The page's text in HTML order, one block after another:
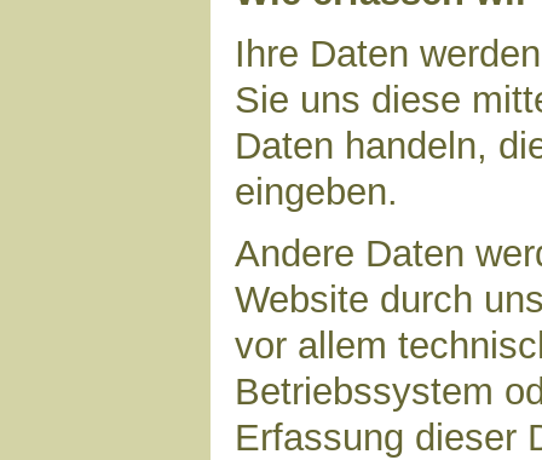
Ihre Daten
Sie uns diese
Daten handeln,
eingeben.
Andere Daten
Website durch
vor allem
Betriebssystem
Erfassung dieser